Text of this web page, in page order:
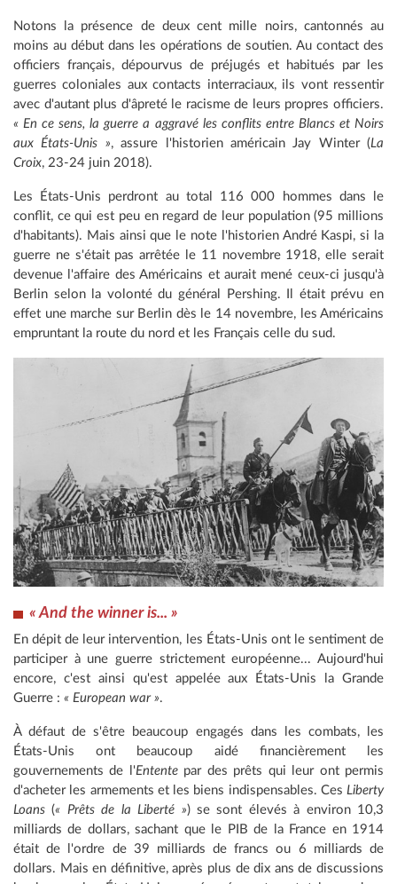
Notons la présence de deux cent mille noirs, cantonnés au
moins au début dans les opérations de soutien. Au contact des
officiers français, dépourvus de préjugés et habitués par les
guerres coloniales aux contacts interraciaux, ils vont ressentir
avec d'autant plus d'âpreté le racisme de leurs propres officiers.
« En ce sens, la guerre a aggravé les conflits entre Blancs et Noirs
aux États-Unis », assure l'historien américain Jay Winter (La
Croix, 23-24 juin 2018).
Les États-Unis perdront au total 116 000 hommes dans le
conflit, ce qui est peu en regard de leur population (95 millions
d'habitants). Mais ainsi que le note l'historien André Kaspi, si la
guerre ne s'était pas arrêtée le 11 novembre 1918, elle serait
devenue l'affaire des Américains et aurait mené ceux-ci jusqu'à
Berlin selon la volonté du général Pershing. Il était prévu en
effet une marche sur Berlin dès le 14 novembre, les Américains
empruntant la route du nord et les Français celle du sud.
« And the winner is... »
En dépit de leur intervention, les États-Unis ont le sentiment de
participer à une guerre strictement européenne... Aujourd'hui
encore, c'est ainsi qu'est appelée aux États-Unis la Grande
Guerre : « European war ».
À défaut de s'être beaucoup engagés dans les combats, les
États-Unis ont beaucoup aidé financièrement les
gouvernements de l'Ententepar des prêts qui leur ont permis
d'acheter les armements et les biens indispensables. Ces Liberty
Loans (« Prêts de la Liberté ») se sont élevés à environ 10,3
milliards de dollars, sachant que le PIB de la France en 1914
était de l'ordre de 39 milliards de francs ou 6 milliards de
dollars. Mais en définitive, après plus de dix ans de discussions